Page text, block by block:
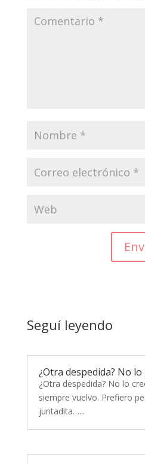
Seguí leyendo
¿Otra despedida? No lo
¿Otra despedida? No lo
siempre vuelvo. Prefiero
juntadita…...